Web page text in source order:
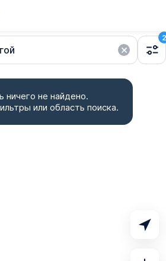
2
ничего не найдено.
или область поиска.